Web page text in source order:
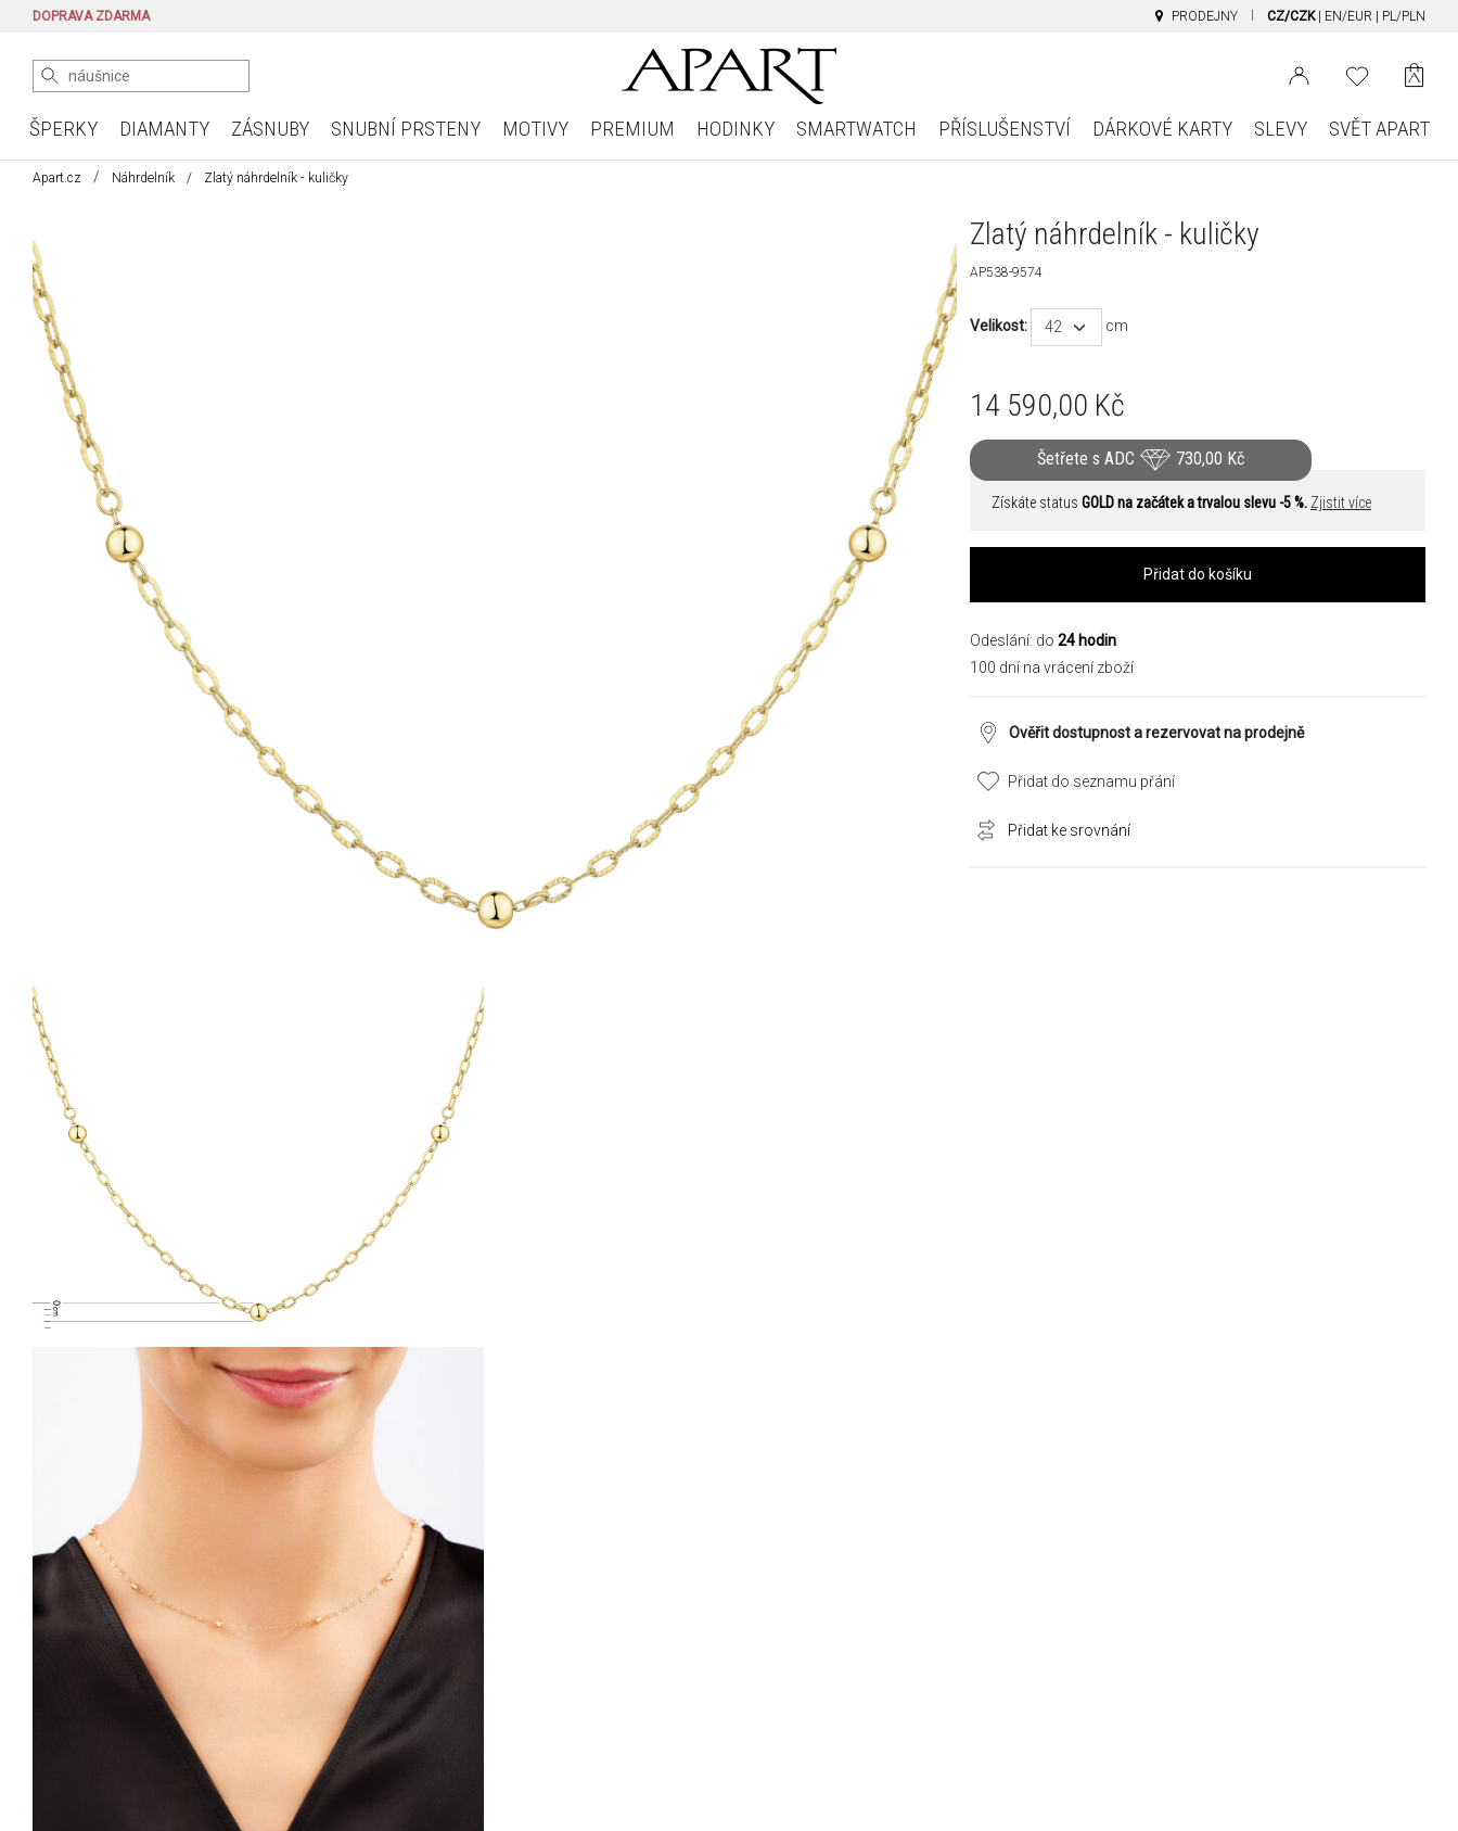
DOPRAVA ZDARMA PRODEJNY CZ/CZK EN/EUR PL/PLN
ŠPERKY DIAMANTY ZÁSNUBY SNUBNÍ PRSTENY MOTIVY PREMIUM HODINKY SMARTWATCH PŘÍSLUŠENSTVÍ DÁRKOVÉ KARTY SLEVY SVĚT APART
Apart.cz Náhrdelník Zlatý náhrdelník - kuličky
Zlatý náhrdelník - kuličky
AP538-9574
Velikost: 42 cm
14 590,00 Kč
Šetřete s ADC 730,00 Kč
Získáte status GOLD na začátek a trvalou slevu -5 %. Zjistit více
Přidat do košíku
Odeslání: do 24 hodin
100 dní na vrácení zboží
Ověřit dostupnost a rezervovat na prodejně
Přidat do seznamu přání
Přidat ke srovnání